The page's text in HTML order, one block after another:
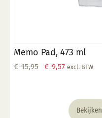
Memo Pad, 473 ml
€15,95
Oorspronkelijke
€ 9,57Huidige
€ 9,57.
excl. BTW
Bekijken